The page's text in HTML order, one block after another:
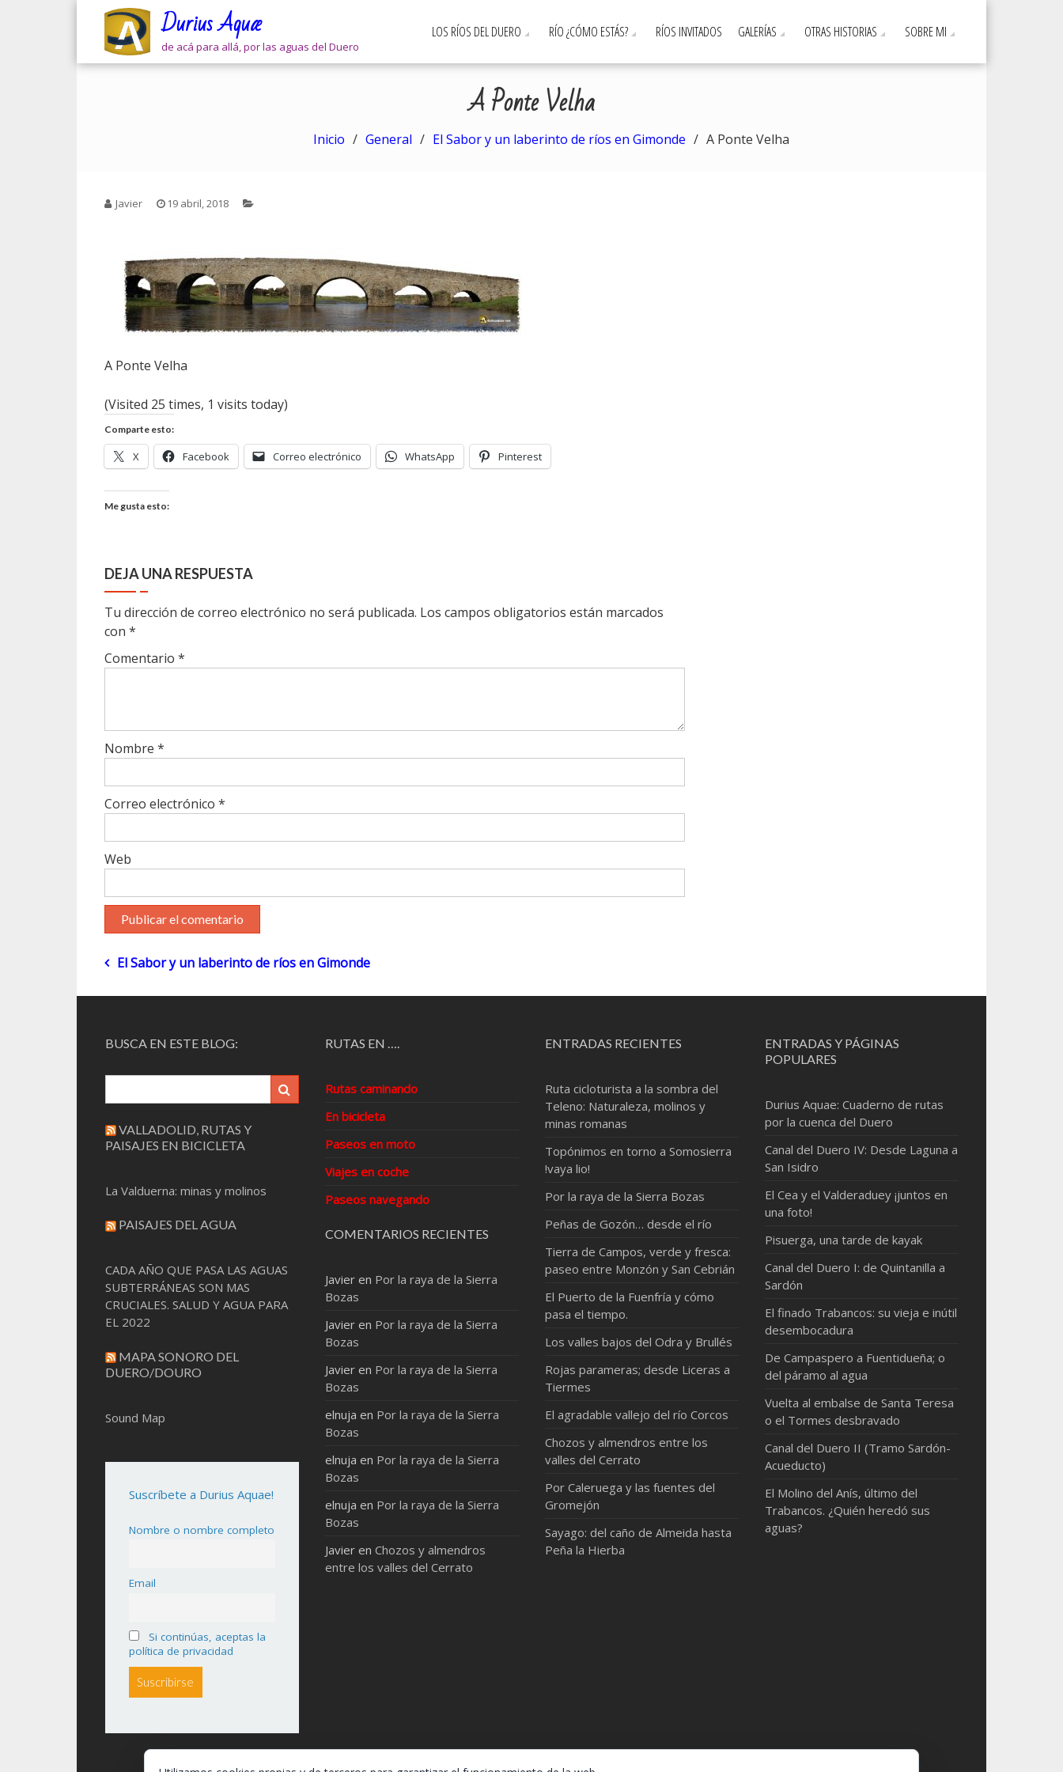
Durius Aquæ
de acá para allá, por las aguas del Duero
LOS RÍOS DEL DUERO RÍO ¿CÓMO ESTÁS? RÍOS INVITADOS GALERÍAS OTRAS HISTORIAS SOBRE MI
A Ponte Velha
Inicio General El Sabor y un laberinto de ríos en Gimonde A Ponte Velha
Javier 19 abril, 2018
A Ponte Velha
(Visited 25 times, 1 visits today)
Comparte esto:
X Facebook Correo electrónico WhatsApp Pinterest
Me gusta esto:
DEJA UNA RESPUESTA
Tu dirección de correo electrónico no será publicada. Los campos obligatorios están marcados
con *
Comentario *
Nombre *
Correo electrónico *
Web
Navegación
de
El Sabor y un laberinto de ríos en Gimonde
BUSCA EN ESTE BLOG:
VALLADOLID, RUTAS Y
PAISAJES EN BICICLETA
La Valduerna: minas y molinos
PAISAJES DEL AGUA
CADA AÑO QUE PASA LAS AGUAS
SUBTERRÁNEAS SON MAS
CRUCIALES. SALUD Y AGUA PARA
EL 2022
MAPA SONORO DEL
DUERO/DOURO
Sound Map
Suscríbete a Durius Aquae!
Nombre o nombre completo
Email
Si continúas, aceptas la
política de privacidad
RUTAS EN ….
Rutas caminando
En bicicleta
Paseos en moto
Viajes en coche
Paseos navegando
COMENTARIOS RECIENTES
Javier en Por la raya de la Sierra
Bozas
Javier en Por la raya de la Sierra
Bozas
Javier en Por la raya de la Sierra
Bozas
elnuja en Por la raya de la Sierra
Bozas
elnuja en Por la raya de la Sierra
Bozas
elnuja en Por la raya de la Sierra
Bozas
Javier enChozos y almendros
entre los valles del Cerrato
ENTRADAS RECIENTES
Ruta cicloturista a la sombra del
Teleno: Naturaleza, molinos y
minas romanas
Topónimos en torno a Somosierra
!vaya lio!
Por la raya de la Sierra Bozas
Peñas de Gozón… desde el río
Tierra de Campos, verde y fresca:
paseo entre Monzón y San Cebrián
El Puerto de la Fuenfría y cómo
pasa el tiempo.
Los valles bajos del Odra y Brullés
Rojas parameras; desde Liceras a
Tiermes
El agradable vallejo del río Corcos
Chozos y almendros entre los
valles del Cerrato
Por Caleruega y las fuentes del
Gromejón
Sayago: del caño de Almeida hasta
Peña la Hierba
ENTRADAS Y PÁGINAS
POPULARES
Durius Aquae: Cuaderno de rutas
por la cuenca del Duero
Canal del Duero IV: Desde Laguna a
San Isidro
El Cea y el Valderaduey ¡juntos en
una foto!
Pisuerga, una tarde de kayak
Canal del Duero I: de Quintanilla a
Sardón
El finado Trabancos: su vieja e inútil
desembocadura
De Campaspero a Fuentidueña; o
del páramo al agua
Vuelta al embalse de Santa Teresa
o el Tormes desbravado
Canal del Duero II (Tramo Sardón-
Acueducto)
El Molino del Anís, último del
Trabancos. ¿Quién heredó sus
aguas?